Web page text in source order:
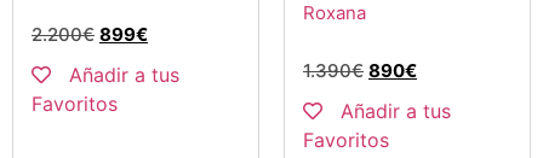
2.200€ 899€
Añadir a tus
Favoritos
Roxana
1.390€ 890€
Añadir a tus
Favoritos